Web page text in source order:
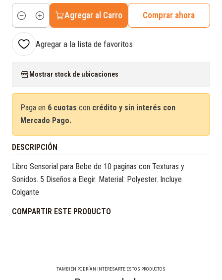
Cantidad
Agregar al Carro Comprar ahora
Agregar a la lista de favoritos
Mostrar stock de ubicaciones
Paga en 6 cuotas con crédito y sin interés con
Mercado Pago.
DESCRIPCIÓN
Libro Sensorial para Bebe de 10 paginas con Texturas y
Sonidos. 5 Diseños a Elegir. Material: Polyester. Incluye
Colgante
COMPARTIR ESTE PRODUCTO
TAMBIÉN PODRÍAN INTERESARTE ESTOS PRODUCTOS